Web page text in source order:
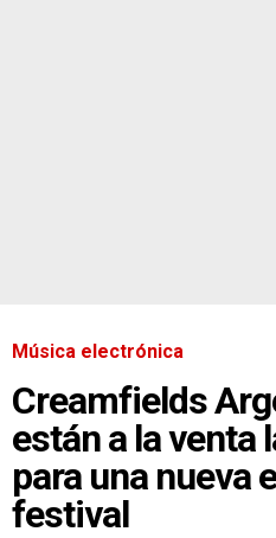
Música electrónica
Creamfields
están a la venta
para una nueva
festival